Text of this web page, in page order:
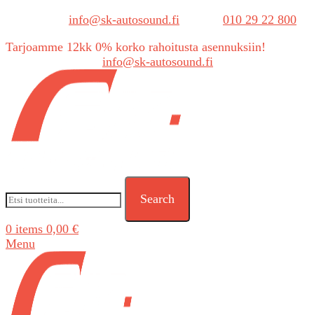
info@sk-autosound.fi
010 29 22 800
Tarjoamme 12kk 0% korko rahoitusta asennuksiin!
info@sk-autosound.fi
Search
0 items 0,00 €
Menu